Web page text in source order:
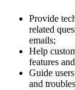
Provide
related
emails;
Help
features
Guide
and